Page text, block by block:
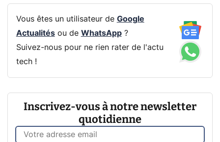
Vous êtes un utilisateur de Google
Actualitésou de WhatsApp?
Suivez-nous pour ne rien rater de l'actu
tech !
Inscrivez-vous à notre newsletter
quotidienne